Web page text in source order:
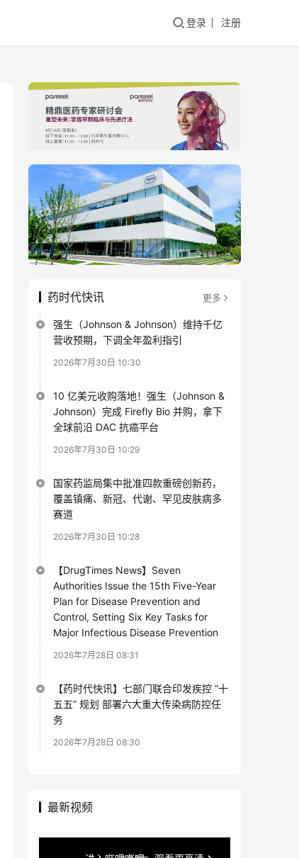
登录 注册
药时代快讯 更多
强生（Johnson & Johnson）维持千亿
营收预期，下调全年盈利指引
2026年7月30日 10:30
10 亿美元收购落地！强生（Johnson &
Johnson）完成 Firefly Bio 并购，拿下
全球前沿 DAC 抗癌平台
2026年7月30日 10:29
国家药监局集中批准四款重磅创新药，
覆盖镇痛、新冠、代谢、罕见皮肤病多
赛道
2026年7月30日 10:28
【DrugTimes News】Seven
Authorities Issue the 15th Five-Year
Plan for Disease Prevention and
Control, Setting Six Key Tasks for
Major Infectious Disease Prevention
2026年7月28日 08:31
【药时代快讯】七部门联合印发疾控 “十
五五” 规划 部署六大重大传染病防控任
务
2026年7月28日 08:30
最新视频